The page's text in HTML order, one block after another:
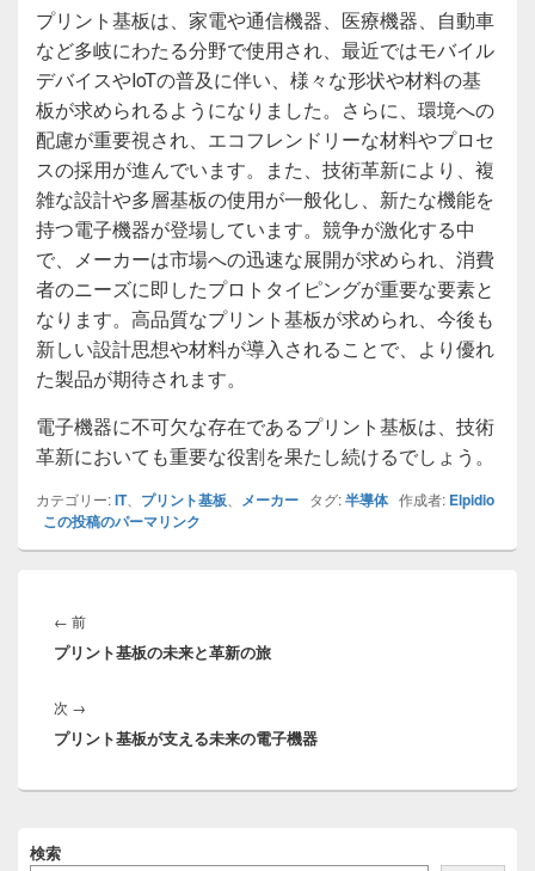
プリント基板は、家電や通信機器、医療機器、自動車
など多岐にわたる分野で使用され、最近ではモバイル
デバイスやIoTの普及に伴い、様々な形状や材料の基
板が求められるようになりました。さらに、環境への
配慮が重要視され、エコフレンドリーな材料やプロセ
スの採用が進んでいます。また、技術革新により、複
雑な設計や多層基板の使用が一般化し、新たな機能を
持つ電子機器が登場しています。競争が激化する中
で、メーカーは市場への迅速な展開が求められ、消費
者のニーズに即したプロトタイピングが重要な要素と
なります。高品質なプリント基板が求められ、今後も
新しい設計思想や材料が導入されることで、より優れ
た製品が期待されます。
電子機器に不可欠な存在であるプリント基板は、技術
革新においても重要な役割を果たし続けるでしょう。
カテゴリー:IT、 プリント基板 メーカー タグ:半導体作成者: Elpidio
この投稿のパーマリンク
稿
ナ
ゲ
ー
シ
← 前前
の
プリント基板の未来と革新の旅
次 →
の
稿:
プリント基板が支える未来の電子機器
イ検索